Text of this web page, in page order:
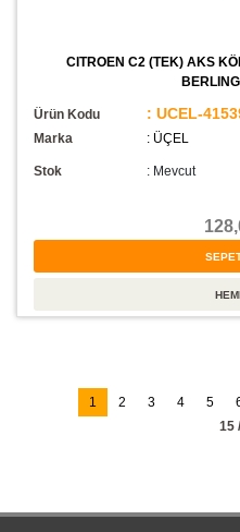
CITROEN C2 (TEK) AKS
Ürün Kodu : UCEL-
Marka : ÜÇEL
Stok : Mevcut
1 2 3 4 5
15